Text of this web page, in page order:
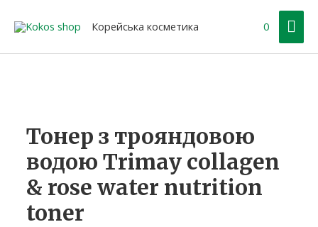
Корейська косметика 0
Тонер з трояндовою
водою Trimay collagen
& rose water nutrition
toner